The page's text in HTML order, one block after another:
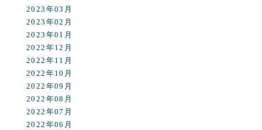
2023年03月
2023年02月
2023年01月
2022年12月
2022年11月
2022年10月
2022年09月
2022年08月
2022年07月
2022年06月